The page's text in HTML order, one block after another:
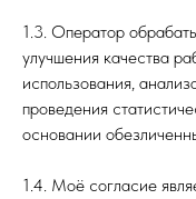
1.3. Оператор
улучшения качества
использования,
проведения
основании
1.4. Моё согласие